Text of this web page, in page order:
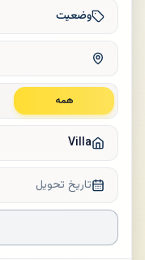
وضعیت
همه
Villa
تاریخ تحویل